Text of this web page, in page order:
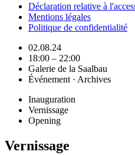
Déclaration relative à
Mentions légales
Politique de confidentialité
02.08.24
18:00 – 22:00
Galerie de la Saalbau
Événement · Archives
Inauguration
Vernissage
Opening
Vernissage